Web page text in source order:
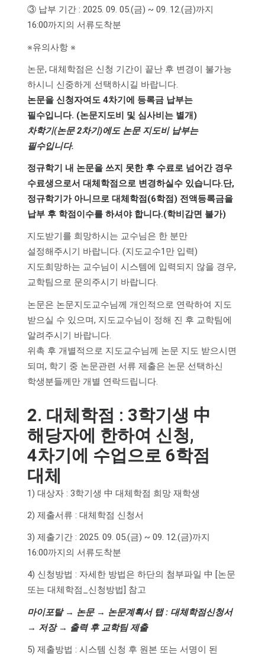
③ 납부 기간 : 2025. 09. 05.(금) ~ 09. 12.(금)까지
16:00까지의 서류도착분
※유의사항 ※
논문, 대체학점은 신청 기간이 끝난 후 변경이 불가능
하시니 신중하게 선택하시길 바랍니다.
논문을 신청자여도 4차기에 등록금 납부는
필수입니다. (논문지도비 및 심사비는 별개)
차학기(논문 2차기)에도 논문 지도비 납부는
필수입니다.
정규학기 내 논문을 쓰지 못한 후 수료로 넘어간 경우
수료생으로서 대체학점으로 변경하실수 있습니다.단,
정규학기가 아니므로 대체학점(6학점) 전액등록금을
납부 후 학점이수를 하셔야 합니다.(학비감면 불가)
지도받기를 희망하시는 교수님은 한 분만
설정해주시기 바랍니다. (지도교수1만 입력)
지도희망하는 교수님이 시스템에 입력되지 않을 경우,
교학팀으로 문의주시기 바랍니다.
논문은 논문지도교수님께 개인적으로 연락하여 지도
받으실 수 있으며, 지도교수님이 정해 진 후 교학팀에
알려주시기 바랍니다.
위촉 후 개별적으로 지도교수님께 논문 지도 받으시면
되며, 학기 중 논문관련 서류 제출은 논문 선택하신
학생분들께만 개별 연락드립니다.
2. 대체학점 : 3학기생 中
해당자에 한하여 신청,
4차기에 수업으로 6학점
대체
1) 대상자 : 3학기생 中 대체학점 희망 재학생
2) 제출서류 : 대체학점 신청서
3) 제출기간 : 2025. 09. 05.(금) ~ 09. 12.(금)까지
16:00까지의 서류도착분
4) 신청방법 : 자세한 방법은 하단의 첨부파일 中 [논문
또는 대체학점_신청방법] 참고
마이포탈 → 논문 → 논문계획서 탭 : 대체학점신청서
→ 저장 → 출력 후 교학팀 제출
5) 제출방법 : 시스템 신청 후 원본 또는 서명이 된